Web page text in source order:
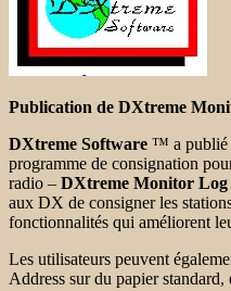
Publication de DXtreme
DXtreme Software ™ a publié
programme de consignation
radio – DXtreme Monitor Log
aux DX de consigner les
fonctionnalités qui améliorent
Les utilisateurs peuvent
Address sur du papier